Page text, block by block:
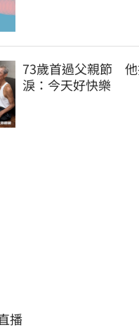
73歲首過父親節　
淚：今天好快樂
播